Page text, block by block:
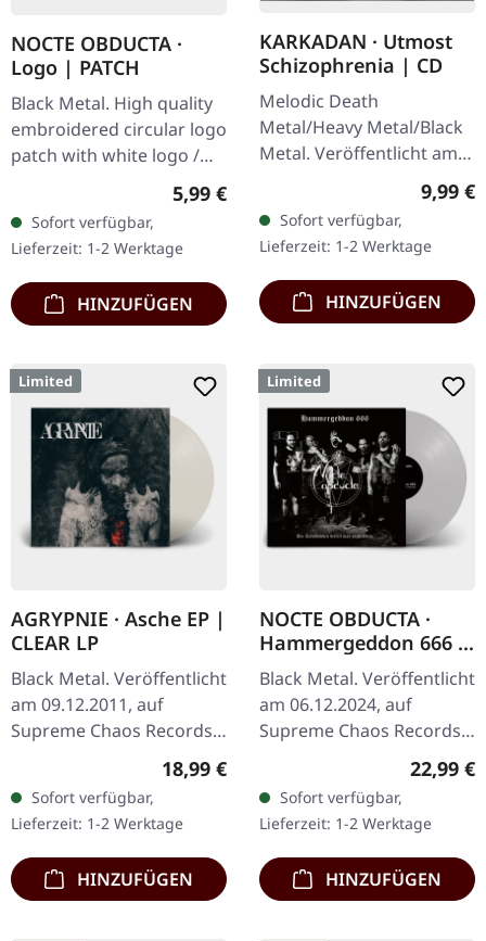
NOCTE OBDUCTA ·
Logo | PATCH
Black Metal. High quality
embroidered circular logo
patch with white logo /
embroidered edge. Size
ca. 10 cm diameter
Regulärer Preis:
5,99 €
Sofort verfügbar,
Lieferzeit: 1-2 Werktage
HINZUFÜGEN
KARKADAN · Utmost
Schizophrenia | CD
Melodic Death
Metal/Heavy Metal/Black
Metal. Veröffentlicht am
08.03.2004, auf Supreme
Chaos Records. CD im
Jewelcase mit 16-seitigem
Booklet.…
9,99 €
Sofort verfügbar,
Lieferzeit: 1-2 Werktage
HINZUFÜGEN
Limited
AGRYPNIE · Asche EP |
CLEAR LP
Black Metal. Veröffentlicht
am 09.12.2011, auf
Supreme Chaos Records.
Transparentes Vinyl im
Gatefold-Cover, limitiert
auf 400 Exemplare, 180g
Vinyl.…
Regulärer Preis:
18,99 €
Sofort verfügbar,
Lieferzeit: 1-2 Werktage
HINZUFÜGEN
Limited
NOCTE OBDUCTA ·
Hammergeddon 666 |
SILVER LP
Black Metal. Veröffentlicht
am 06.12.2024, auf
Supreme Chaos Records.
Silbernes Vinyl mit Insert,
Exemplare. Händler-
Version für…
22,99 €
Sofort verfügbar,
Lieferzeit: 1-2 Werktage
HINZUFÜGEN